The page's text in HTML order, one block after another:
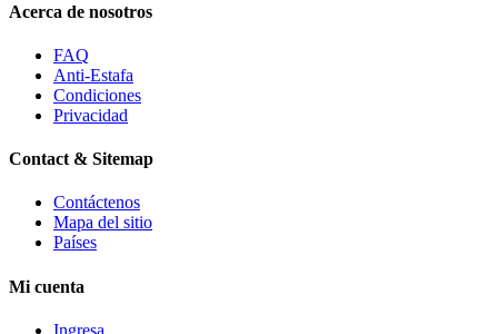
Acerca de nosotros
FAQ
Anti-Estafa
Condiciones
Privacidad
Contact & Sitemap
Contáctenos
Mapa del sitio
Países
Mi cuenta
Ingresa